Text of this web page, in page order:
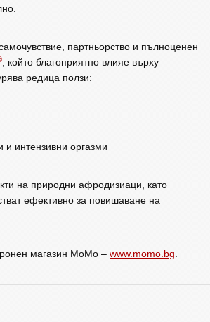
партньорство и пълноценен
, който благоприятно влияе върху
редица ползи:
и интензивни оргазми
на природни афродизиаци, като
ефективно за повишаване на
магазин MoMo – www.momo.bg.